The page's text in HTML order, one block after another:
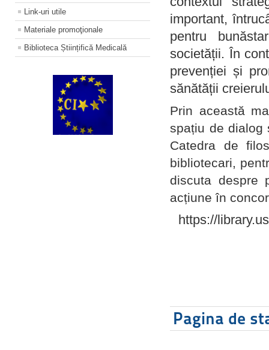
Link-uri utile
Materiale promoţionale
Biblioteca Științifică Medicală
important,
pentru
societății. În
prevenției și
sănătății
Prin această
spațiu de dialog
Catedra de
bibliotecari,
discuta despre
acțiune în
https://
Pagina de